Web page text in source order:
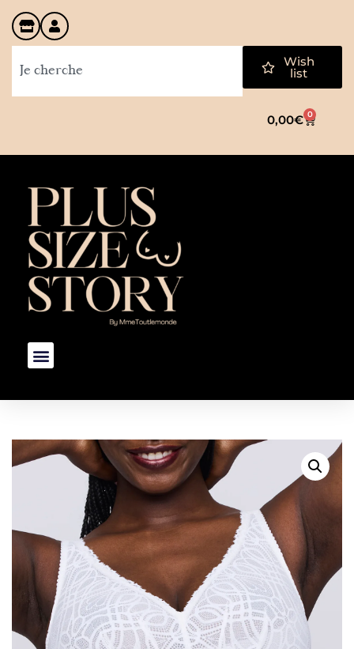
Wish
list
0,00€ 0